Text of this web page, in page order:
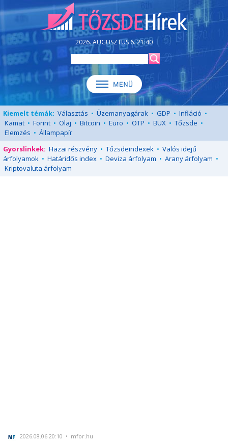
2026. AUGUSZTUS 6. 21:40
Kiemelt témák: Választás • Üzemanyagárak • GDP • Infláció •
Kamat • Forint • Olaj • Bitcoin • Euro • OTP • BUX • Tőzsde •
Elemzés • Állampapír
Gyorslinkek: Hazai részvény • Tőzsdeindexek • Valós idejű
árfolyamok • Határidős index • Deviza árfolyam • Arany árfolyam •
Kriptovaluta árfolyam
2026.08.06 20:10 • mfor.hu